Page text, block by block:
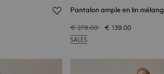
Pantalon ample en lin
€ 278.00 € 139.00
SALES